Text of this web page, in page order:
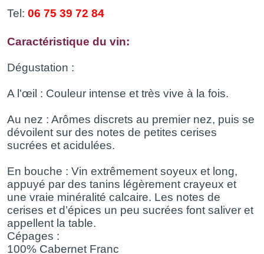
Tel: 06 75 39 72 84
Caractéristique du vin:
Dégustation :
A l'œil : Couleur intense et très vive à la fois.
Au nez : Arômes discrets au premier nez, puis se
dévoilent sur des notes de petites cerises
sucrées et acidulées.
En bouche : Vin extrêmement soyeux et long,
appuyé par des tanins légèrement crayeux et
une vraie minéralité calcaire. Les notes de
cerises et d’épices un peu sucrées font saliver et
appellent la table.
Cépages :
100% Cabernet Franc